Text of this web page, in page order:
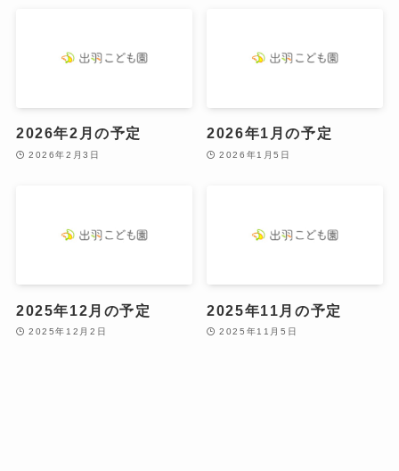
2026年2月の予定
2026年2月3日
2026年1月の予定
2026年1月5日
2025年12月の予定
2025年12月2日
2025年11月の予定
2025年11月5日